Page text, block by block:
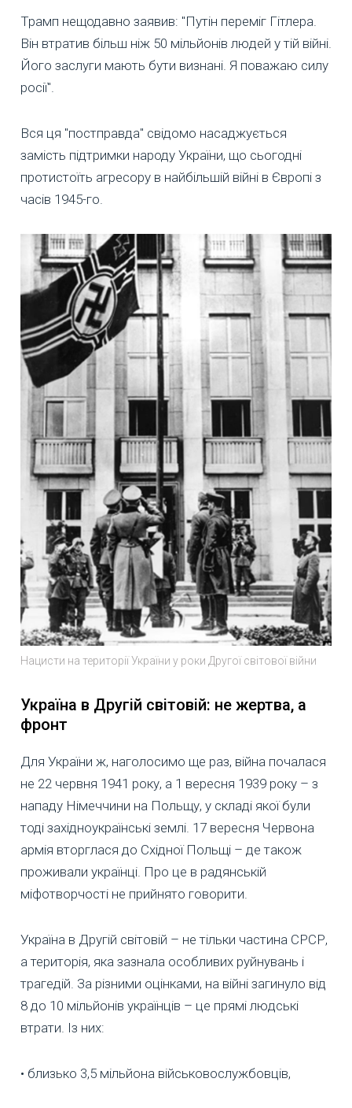
Трамп нещодавно заявив: "Путін переміг Гітлера.
Він втратив більш ніж 50 мільйонів людей у тій війні.
Його заслуги мають бути визнані. Я поважаю силу
росії".
Вся ця "постправда" свідомо насаджується
замість підтримки народу України, що сьогодні
протистоїть агресору в найбільшій війні в Європі з
часів 1945-го.
Нацисти на території України у роки Другої світової війни
Україна в Другій світовій: не жертва, а
фронт
Для України ж, наголосимо ще раз, війна почалася
не 22 червня 1941 року, а 1 вересня 1939 року – з
нападу Німеччини на Польщу, у складі якої були
тоді західноукраїнські землі. 17 вересня Червона
армія вторглася до Східної Польщі – де також
проживали українці. Про це в радянській
міфотворчості не прийнято говорити.
Україна в Другій світовій – не тільки частина СРСР,
а територія, яка зазнала особливих руйнувань і
трагедій. За різними оцінками, на війні загинуло від
8 до 10 мільйонів українців – це прямі людські
втрати. Із них:
• близько 3,5 мільйона військовослужбовців,